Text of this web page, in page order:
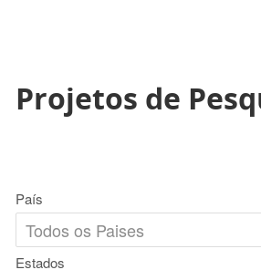
Projetos de
País
Estados